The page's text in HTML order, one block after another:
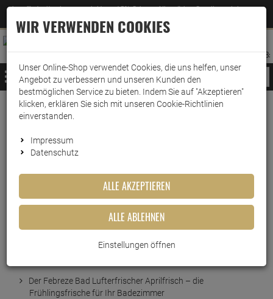
Jetzt für den Newsletter entscheiden und 5% Rabatt auf Ihre nächste Bestellung erhalten
–Zum Newsletter
ANMELDEN
AUFKLAPPEN
MERKZETTEL
WARENKORB:
MENÜ
Weiter einkaufen www.wark24.de Leben & Wohnen
Raumduft
Lufterfrischer
Febreze Bad Lufterfrischer
Aprilfrisch
Artikel-Nummer:10015074
Der Febreze Bad Lufterfrischer Aprilfrisch – die
Frühlingsfrische für Ihr Badezimmer
WIR VERWENDEN COOKIES
Unser Online-Shop verwendet Cookies, die uns helfen, unser
Angebot zu verbessern und unseren Kunden den
bestmöglichen Service zu bieten. Indem Sie auf "Akzeptieren"
klicken, erklären Sie sich mit unseren Cookie-Richtlinien
einverstanden.
Impressum
Datenschutz
ALLE AKZEPTIEREN
ALLE ABLEHNEN
Einstellungen öffnen